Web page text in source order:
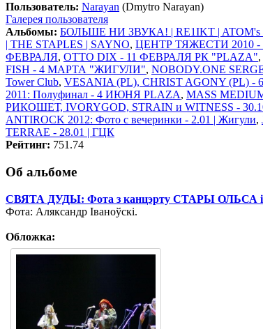
Пользователь: Narayan (Dmytro Narayan)
Галерея пользователя
Альбомы: БОЛЬШЕ НИ ЗВУКА! | RE1IKT | ATOM's
| THE STAPLES | SAYNO, ЦЕНТР ТЯЖЕСТИ 2010
ФЕВРАЛЯ, OTTO DIX - 11 ФЕВРАЛЯ РК "PLAZA",
FISH - 4 МАРТА "ЖИГУЛИ", NOBODY.ONE
Tower Club, VESANIA (PL), CHRIST AGONY (PL)
2011: Полуфинал - 4 ИЮНЯ PLAZA, MASS
РИКОШЕТ, IVORYGOD, STRAIN и WITNESS -
ANTIROCK 2012: Фото с вечеринки - 2.01 | Жигули,
TERRAE - 28.01 | ГЦК
Рейтинг: 751.74
Об альбоме
СВЯТА ДУДЫ: Фота з канцэрту СТАРЫ ОЛЬСА i
Фота: Аляксандр Іваноўскі.
Обложка: